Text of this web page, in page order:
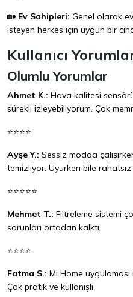
🏡 Ev Sahipleri: Genel olarak
isteyen herkes için uygun bir
Kullanıcı
Olumlu Yorumlar
Ahmet K.: Hava kalitesi
sürekli izleyebiliyorum. Çok
⭐⭐⭐⭐
Ayşe Y.: Sessiz modda
temizliyor. Uyurken bile
⭐⭐⭐⭐⭐
Mehmet T.: Filtreleme sistemi
sorunları ortadan kalktı.
⭐⭐⭐⭐
Fatma S.: Mi Home
Çok pratik ve kullanışlı.